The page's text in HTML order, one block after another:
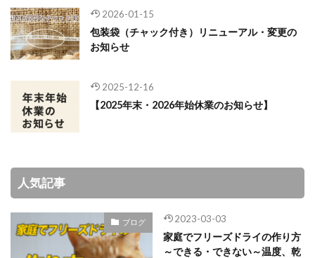
2026-01-15
包装袋（チャック付き）リニューアル・変更の
お知らせ
2025-12-16
【2025年末・2026年始休業のお知らせ】
人気記事
ブログ 2023-03-03
家庭でフリーズドライの作り方
～できる・できない～温度、乾